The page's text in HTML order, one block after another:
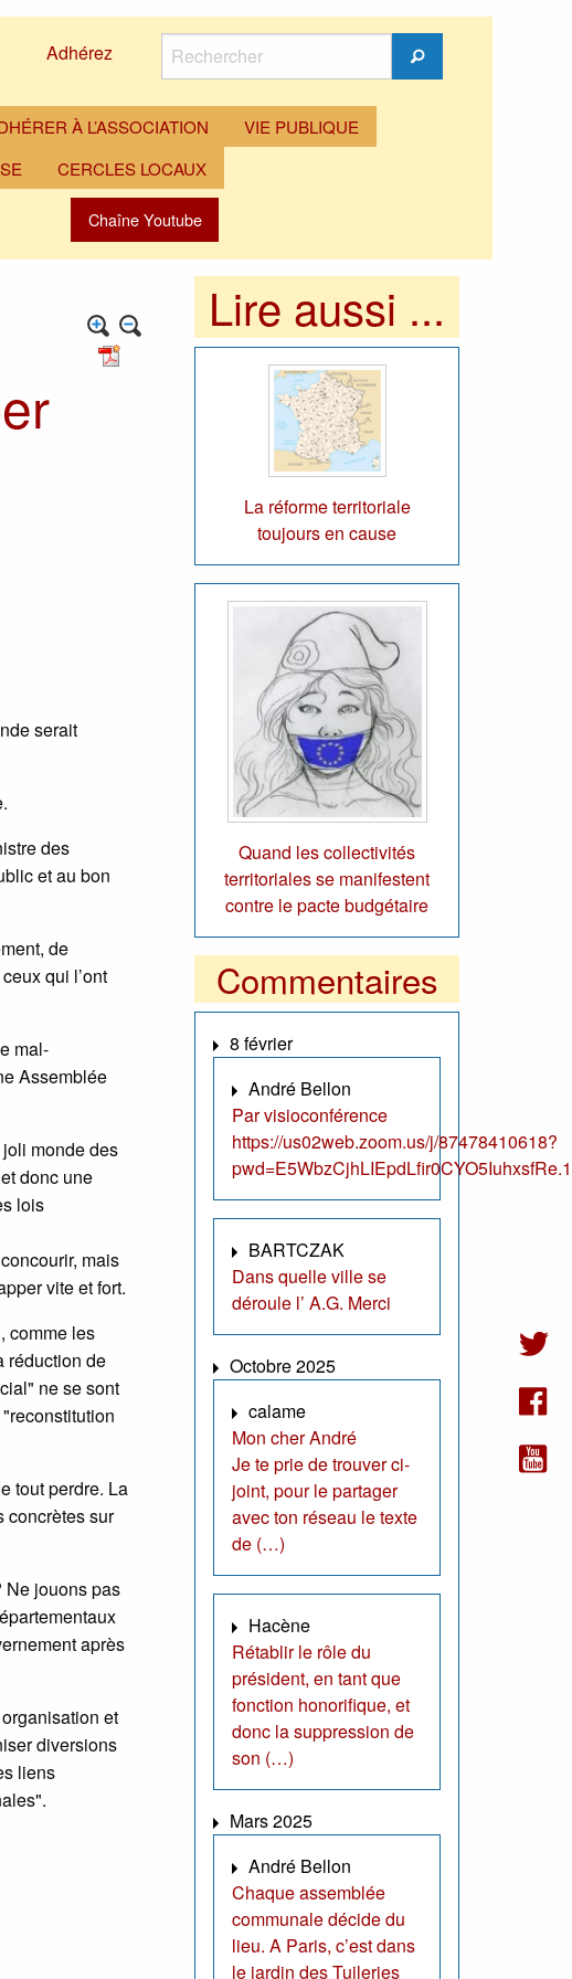
Adhérez
Rechercher
Rechercher
À L’ASSOCIATION
VIE PUBLIQUE
CERCLES LOCAUX
Chaîne Youtube
serait
des
et au bon
de
qui l’ont
mal-
Assemblée
joli monde des
donc une
lois
mais
vite et fort.
comme les
réduction de
ne se sont
tout perdre. La
concrètes sur
Ne jouons pas
après
et
diversions
liens
Lire aussi ...
La réforme territoriale
toujours en cause
Quand les collectivités
territoriales se manifestent
contre le pacte budgétaire
Commentaires
8 février
André Bellon
Par visioconférence
https://us02web.zoom.us/j/87478410618?
BARTCZAK
Dans quelle ville se
déroule l’ A.G. Merci
Octobre 2025
calame
Mon cher André
Je te prie de trouver ci-
joint, pour le partager
avec ton réseau le texte
de (…)
Hacène
Rétablir le rôle du
président, en tant que
fonction honorifique, et
donc la suppression de
son (…)
Mars 2025
André Bellon
Chaque assemblée
communale décide du
lieu. A Paris, c’est dans
le jardin des Tuileries